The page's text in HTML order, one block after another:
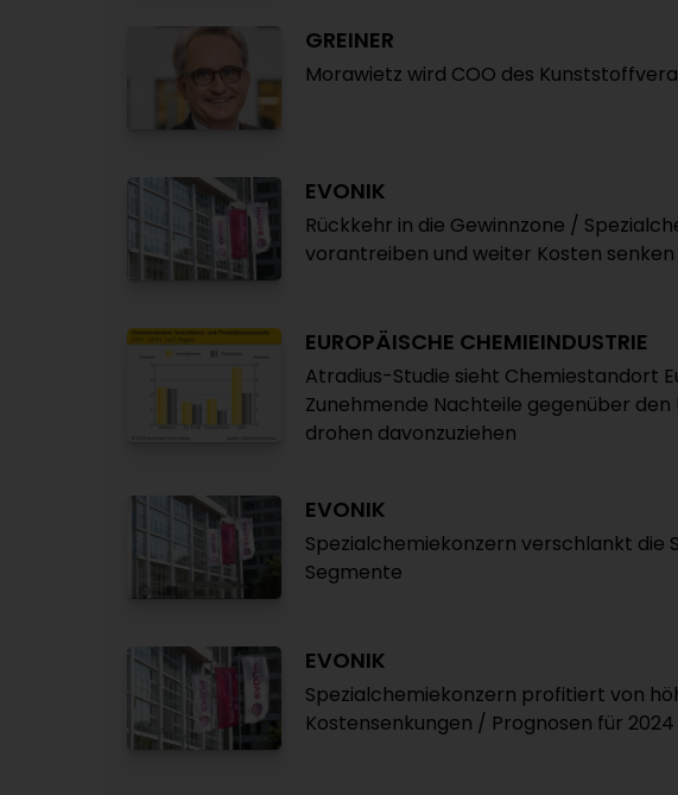
GREINER
Morawietz wird COO des
EVONIK
Rückkehr in die Gewinnzone /
vorantreiben und weiter Kosten senken
EUROPÄISCHE CHEMIEINDUSTRIE
Atradius-Studie sieht Chemiestandort
Zunehmende Nachteile gegenüber den
drohen davonzuziehen
EVONIK
Spezialchemiekonzern verschlankt die
Segmente
EVONIK
Spezialchemiekonzern profitiert von
Kostensenkungen / Prognosen für